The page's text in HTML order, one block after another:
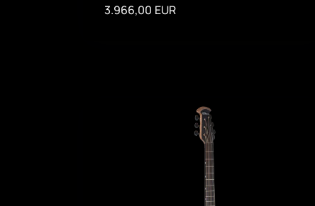
3.966,00 EUR